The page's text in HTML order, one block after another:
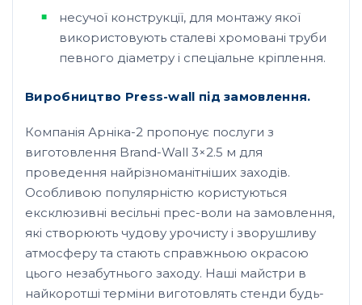
несучої конструкції, для монтажу якої
використовують сталеві хромовані труби
певного діаметру і спеціальне кріплення.
Виробництво Press-wall під замовлення.
Компанія Арніка-2 пропонує послуги з
виготовлення Brand-Wall 3×2.5 м для
проведення найрізноманітніших заходів.
Особливою популярністю користуються
ексклюзивні весільні прес-воли на замовлення,
які створюють чудову урочисту і зворушливу
атмосферу та стають справжньою окрасою
цього незабутнього заходу. Наші майстри в
найкоротші терміни виготовлять стенди будь-